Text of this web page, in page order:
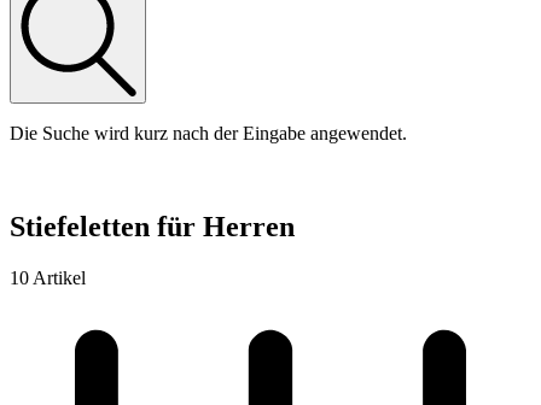
Die Suche wird kurz nach der Eingabe angewendet.
Stiefeletten für Herren
10 Artikel